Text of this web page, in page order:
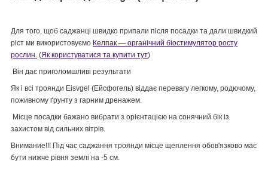
Для того, щоб саджанці швидко припали після посадки та дали швидкий
ріст ми використовуємо Келпак — органічний біостимулятор росту
рослин. (Як користуватися та купити тут)
Він дає приголомшливі результати
Як і всі троянди Eisvgel (Ейсфогель) віддає перевагу легкому, родючому,
поживному ґрунту з гарним дренажем.
Місце посадки бажано вибрати з орієнтацією на сонячний бік із
захистом від сильних вітрів.
Внимание!!! Під час саджання троянди місце щеплення обов'язково має
бути нижче рівня землі на -5 см.